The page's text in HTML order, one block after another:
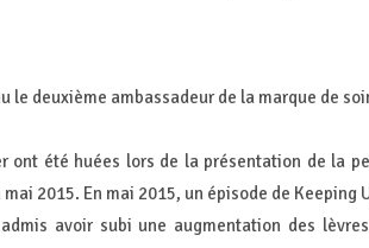
le deuxième ambassadeur de la marque de
ont été huées lors de la présentation de la
2015. En mai 2015, un épisode de
avoir subi une augmentation des